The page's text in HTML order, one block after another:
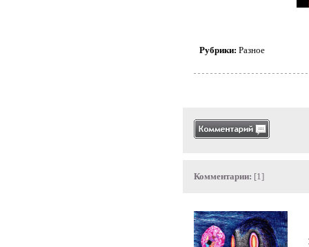
Рубрики: Разное
Комментарии: [1]